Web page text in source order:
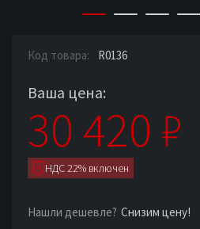
Код товара: R0136
Ваша цена:
30 420 ₽
НДС 22% включен
Нашли дешевле? Снизим цену!